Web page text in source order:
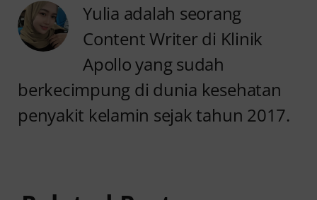
Yulia adalah seorang
Content Writer di Klinik
Apollo yang sudah
berkecimpung di dunia kesehatan
penyakit kelamin sejak tahun 2017.
Anyang